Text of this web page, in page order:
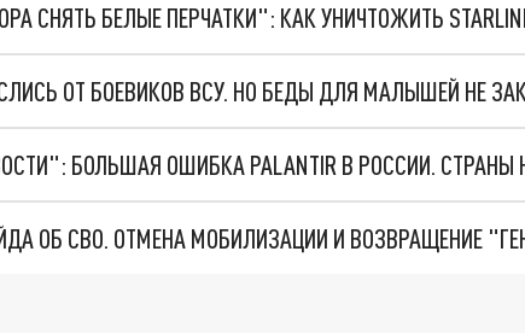
СНЯТЬ БЕЛЫЕ ПЕРЧАТКИ": КАК УНИЧТОЖИТЬ
ОТ БОЕВИКОВ ВСУ. НО БЕДЫ ДЛЯ МАЛЫШЕЙ НЕ